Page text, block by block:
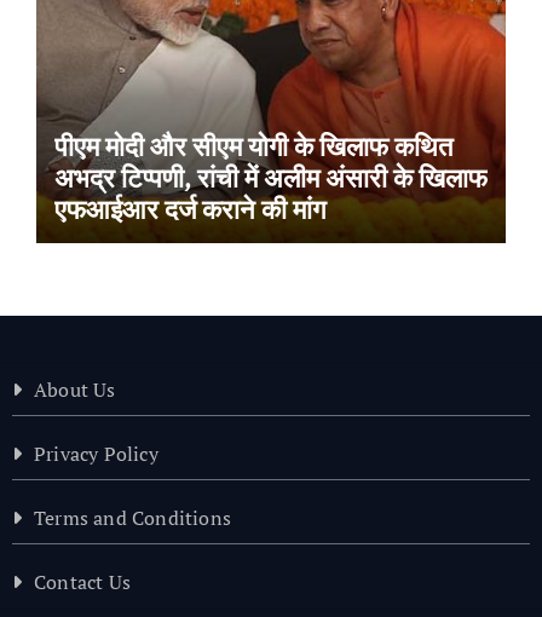
पीएम मोदी और सीएम योगी के खिलाफ कथित
अभद्र टिप्पणी, रांची में अलीम अंसारी के खिलाफ
एफआईआर दर्ज कराने की मांग
About Us
Privacy Policy
Terms and Conditions
Contact Us